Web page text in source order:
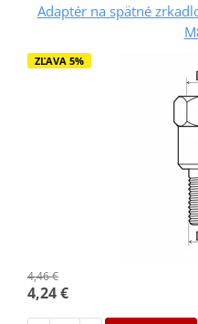
Adaptér na spätné
ZĽAVA 5%
4,46 €
4,24 €